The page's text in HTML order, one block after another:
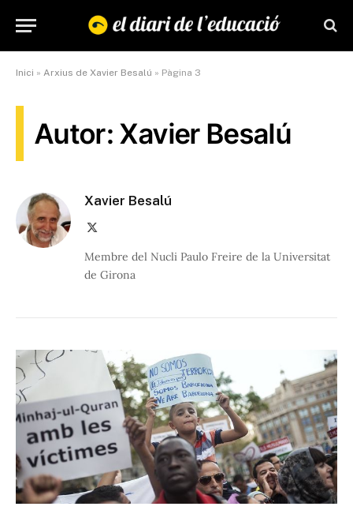
Inici » Arxius de Xavier Besalú » Pàgina 3
Autor: Xavier Besalú
Xavier Besalú
Membre del Nucli Paulo Freire de la Universitat
de Girona